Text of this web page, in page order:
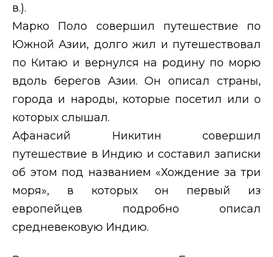
в.).
Марко Поло совершил путешествие по
Южной Азии, долго жил и путешествовал
по Китаю и вернулся на родину по морю
вдоль берегов Азии. Он описал страны,
города и народы, которые посетил или о
которых слышал.
Афанасий Никитин совершил
путешествие в Индию и составил записки
об этом под названием «Хождение за три
моря», в которых он первый из
европейцев подробно описал
средневековую Индию.